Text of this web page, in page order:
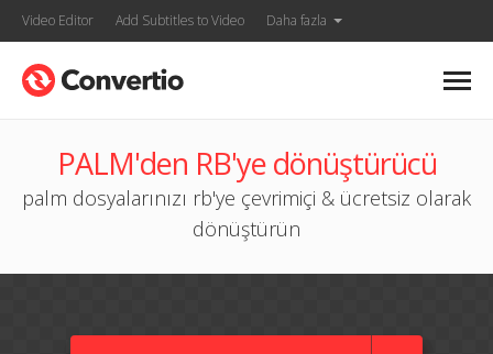
Video Editor Add Subtitles to Video Daha fazla
PALM'den RB'ye dönüştürücü
palm dosyalarınızı rb'ye çevrimiçi & ücretsiz olarak
dönüştürün